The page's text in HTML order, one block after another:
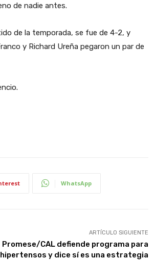
de nadie antes.
de la temporada, se fue de 4-2, y
y Richard Ureña pegaron un par de
WhatsApp
ARTÍCULO SIGUIENTE
Promese/CAL defiende programa para
hipertensos y dice sí es una estrategia